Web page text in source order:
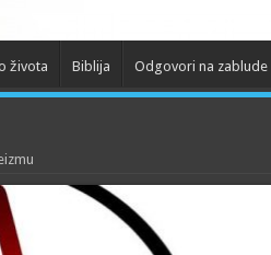
života Biblija Odgovori na zablude